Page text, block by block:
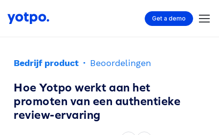
Get a demo
Bedrijf product · Beoordelingen
Hoe Yotpo werkt aan het
promoten van een authentieke
review-ervaring